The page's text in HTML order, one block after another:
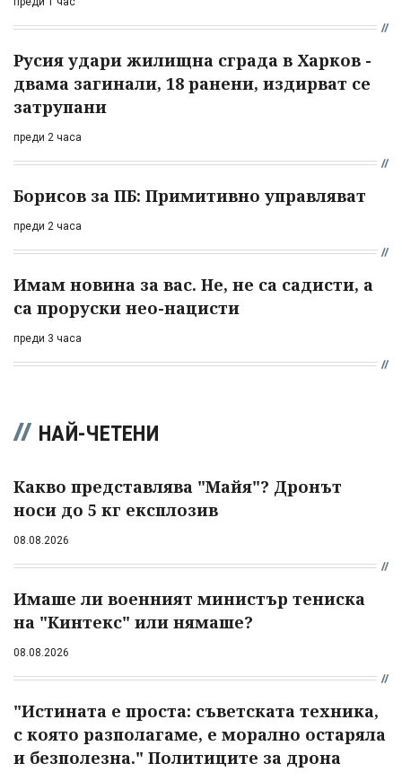
Русия удари жилищна сграда в Харков -
двама загинали, 18 ранени, издирват се
затрупани
преди 2 часа
Борисов за ПБ: Примитивно управляват
преди 2 часа
Имам новина за вас. Не, не са садисти, а
са проруски нео-нацисти
преди 3 часа
НАЙ-ЧЕТЕНИ
Какво представлява "Майя"? Дронът
носи до 5 кг експлозив
08.08.2026
Имаше ли военният министър тениска
на "Кинтекс" или нямаше?
08.08.2026
"Истината е проста: съветската техника,
с която разполагаме, е морално остаряла
и безполезна." Политиците за дрона